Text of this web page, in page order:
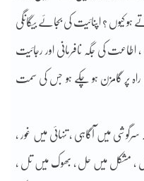
کیوں ؟ اپنائیت کی بجائے بیگانگی
کی جگہ نافرمانی اور رجائیت
راہ پر گامزن ہو چکے ہو جس کی سمت
سرگوشی میں آگاہی ، تنہائی میں غور ،
، مشکل میں حل ، بھوک میں تل ،